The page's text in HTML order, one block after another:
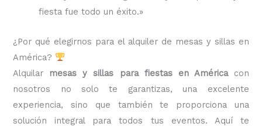
fiesta fue todo un éxito.»
¿Por qué elegirnos para el alquiler de mesas y sillas en
América?
Alquilar mesas y sillas para fiestas en América con
nosotros no solo te garantizas, una excelente
experiencia, sino que también te proporciona una
solución integral para todos tus eventos. Aquí te